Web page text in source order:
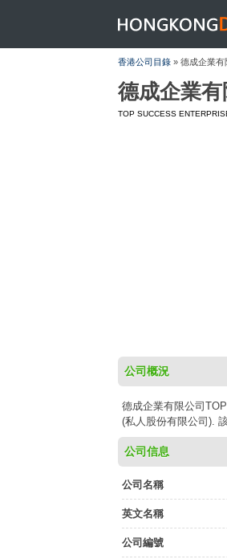
香港公司目錄 » 德成企業有
德成企業有
TOP SUCCESS
公司概況
德成企業有限公司
(私人股份有限公司).
公司信息
公司名稱
英文名稱
公司編號